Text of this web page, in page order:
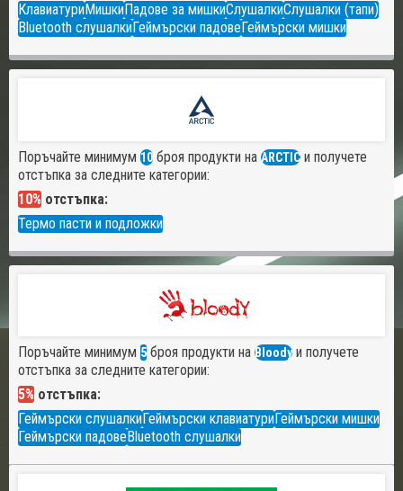
КлавиатуриМишкиПадове за мишкиСлушалкиСлушалки (тапи)
Bluetooth слушалкиГеймърски падовеГеймърски мишки
Поръчайте минимум 10 броя продукти на ARCTIC и получете
отстъпка за следните категории:
10% отстъпка:
Термо пасти и подложки
Поръчайте минимум 5 броя продукти на Bloody и получете
отстъпка за следните категории:
5% отстъпка:
Геймърски слушалкиГеймърски клавиатуриГеймърски мишки
Геймърски падовеBluetooth слушалки